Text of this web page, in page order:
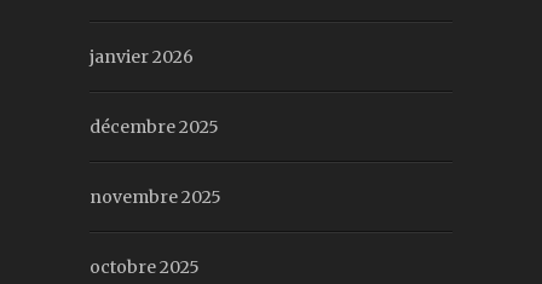
janvier 2026
décembre 2025
novembre 2025
octobre 2025